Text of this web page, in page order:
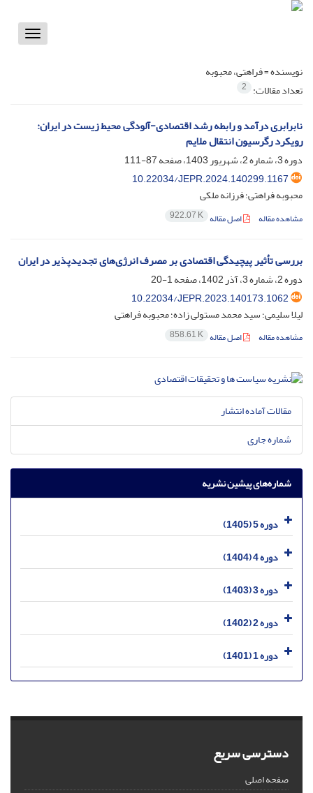
Toggle
نویسنده =فراهتی، محبوبه
تعداد مقالات: 2
نابرابری درآمد و رابطه رشد اقتصادی-آلودگی محیط زیست در ایران:
رویکرد رگرسیون انتقال ملایم
دوره 3، شماره 2، شهریور 1403، صفحه
87-111
10.22034/JEPR.2024.140299.1167
محبوبه فراهتی؛ فرزانه ملکی
مشاهده مقاله اصل مقاله 922.07 K
بررسی تأثیر پیچیدگی اقتصادی بر مصرف انرژی‌های تجدیدپذیر در ایران
دوره 2، شماره 3، آذر 1402، صفحه
1-20
10.22034/JEPR.2023.140173.1062
لیلا سلیمی؛ سید محمد مستولی زاده؛ محبوبه فراهتی
مشاهده مقاله اصل مقاله 858.61 K
مقالات آماده انتشار
شماره جاری
شماره‌های پیشین نشریه
دوره 5 (1405)
دوره 4 (1404)
دوره 3 (1403)
دوره 2 (1402)
دوره 1 (1401)
دسترسی سریع
صفحه اصلی